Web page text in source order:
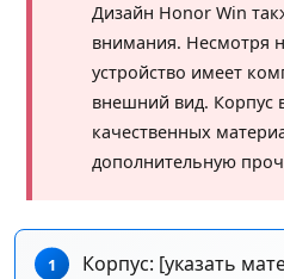
Дизайн Honor Win
внимания. Несмотря
устройство имеет
внешний вид. Корпус
качественных
дополнительную
Корпус: [указать